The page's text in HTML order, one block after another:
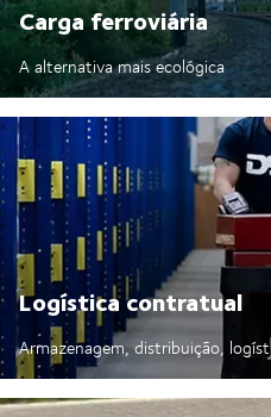
Carga ferroviária
A alternativa mais ecológica
Logística contratual
Armazenagem, distribuição,